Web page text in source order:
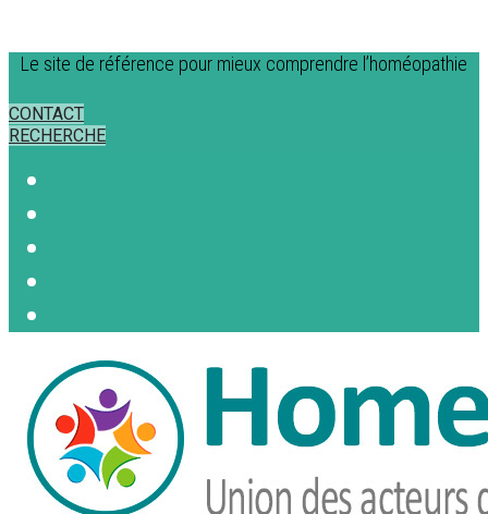
Le site de référence pour mieux comprendre l’homéopathie
CONTACT
RECHERCHE